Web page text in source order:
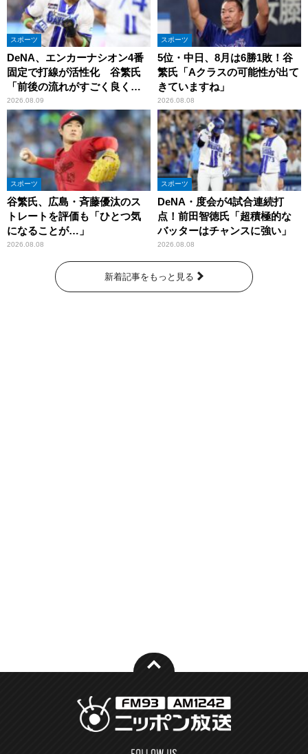
スポーツ
DeNA、エンカーナシオン4番
固定で打線が活性化 谷繁氏
「前後の流れがすごく良くな
りましたね」
2026.08.09
スポーツ
5位・中日、8月は6勝1敗！谷
繁氏「Aクラスの可能性が出て
きていますね」
2026.08.08
スポーツ
谷繁氏、広島・斉藤優汰のス
トレートを評価も「ひとつ気
になることが…」
2026.08.08
スポーツ
DeNA・度会が4試合連続打
点！前田智徳氏「超積極的な
バッターはチャンスに強い」
2026.08.08
新着記事をもっと見る